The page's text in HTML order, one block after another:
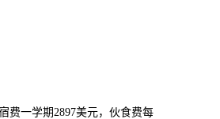
费一学期2897美元，伙食费每